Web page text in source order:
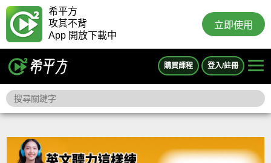
希平方
攻其不背
App 開放下載中
立即使用
購買課程 登入/註冊